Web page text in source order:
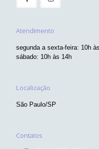
Atendimento
segunda a sexta-feira: 10h
sábado: 10h às 14h
Localização
São Paulo/SP
Contatos